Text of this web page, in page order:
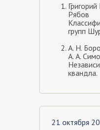
Рябов
групп
А. Н.
А. А.
квандла.
21 октября